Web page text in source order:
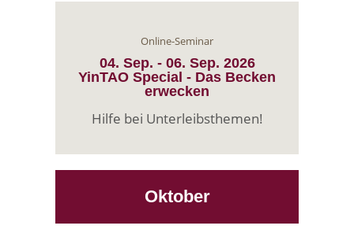
Online-Seminar
04. Sep. -06. Sep. 2026
YinTAO Special - Das Becken
erwecken
Hilfe bei Unterleibsthemen!
Oktober